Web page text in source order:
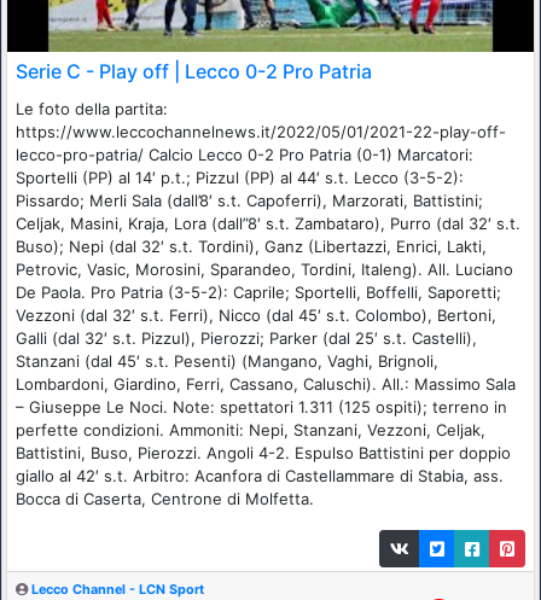
Serie C - Play off | Lecco 0-2 Pro Patria
Le foto della partita:
https://www.leccochannelnews.it/2022/05/01/2021-22-play-off-
lecco-pro-patria/ Calcio Lecco 0-2 Pro Patria (0-1) Marcatori:
Sportelli (PP) al 14′ p.t.; Pizzul (PP) al 44′ s.t. Lecco (3-5-2):
Pissardo; Merli Sala (dall’8′ s.t. Capoferri), Marzorati, Battistini;
Celjak, Masini, Kraja, Lora (dall”8′ s.t. Zambataro), Purro (dal 32′ s.t.
Buso); Nepi (dal 32′ s.t. Tordini), Ganz (Libertazzi, Enrici, Lakti,
Petrovic, Vasic, Morosini, Sparandeo, Tordini, Italeng). All. Luciano
De Paola. Pro Patria (3-5-2): Caprile; Sportelli, Boffelli, Saporetti;
Vezzoni (dal 32′ s.t. Ferri), Nicco (dal 45′ s.t. Colombo), Bertoni,
Galli (dal 32′ s.t. Pizzul), Pierozzi; Parker (dal 25′ s.t. Castelli),
Stanzani (dal 45′ s.t. Pesenti) (Mangano, Vaghi, Brignoli,
Lombardoni, Giardino, Ferri, Cassano, Caluschi). All.: Massimo Sala
– Giuseppe Le Noci. Note: spettatori 1.311 (125 ospiti); terreno in
perfette condizioni. Ammoniti: Nepi, Stanzani, Vezzoni, Celjak,
Battistini, Buso, Pierozzi. Angoli 4-2. Espulso Battistini per doppio
giallo al 42′ s.t. Arbitro: Acanfora di Castellammare di Stabia, ass.
Bocca di Caserta, Centrone di Molfetta.
Lecco Channel - LCN Sport